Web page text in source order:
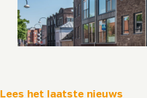
Lees het laatste nieuws